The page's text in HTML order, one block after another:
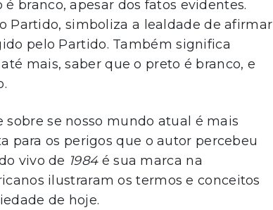
branco, apesar dos fatos evidentes.
Partido, simboliza a lealdade de afirmar
pelo Partido. Também significa
mais, saber que o preto é branco, e
sobre se nosso mundo atual é mais
para os perigos que o autor percebeu
vivo de 1984é sua marca na
ilustraram os termos e conceitos
de hoje.